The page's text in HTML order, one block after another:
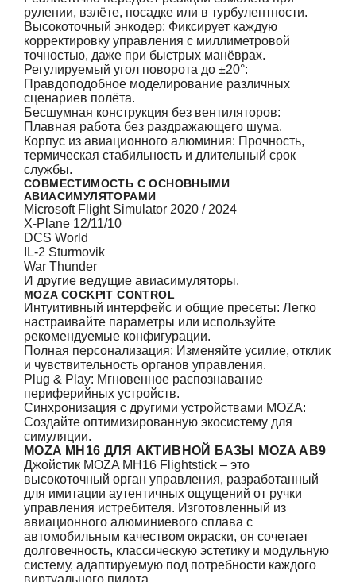
рулении, взлёте, посадке или в турбулентности.
Высокоточный энкодер: Фиксирует каждую
корректировку управления с миллиметровой
точностью, даже при быстрых манёврах.
Регулируемый угол поворота до ±20°:
Правдоподобное моделирование различных
сценариев полёта.
Бесшумная конструкция без вентиляторов:
Плавная работа без раздражающего шума.
Корпус из авиационного алюминия: Прочность,
термическая стабильность и длительный срок
службы.
СОВМЕСТИМОСТЬ С ОСНОВНЫМИ
АВИАСИМУЛЯТОРАМИ
Microsoft Flight Simulator 2020 / 2024
X-Plane 12/11/10
DCS World
IL-2 Sturmovik
War Thunder
И другие ведущие авиасимуляторы.
MOZA COCKPIT CONTROL
Интуитивный интерфейс и общие пресеты: Легко
настраивайте параметры или используйте
рекомендуемые конфигурации.
Полная персонализация: Изменяйте усилие, отклик
и чувствительность органов управления.
Plug & Play: Мгновенное распознавание
периферийных устройств.
Синхронизация с другими устройствами MOZA:
Создайте оптимизированную экосистему для
симуляции.
MOZA MH16 ДЛЯ АКТИВНОЙ БАЗЫ MOZA AB9
Джойстик MOZA MH16 Flightstick – это
высокоточный орган управления, разработанный
для имитации аутентичных ощущений от ручки
управления истребителя. Изготовленный из
авиационного алюминиевого сплава с
автомобильным качеством окраски, он сочетает
долговечность, классическую эстетику и модульную
систему, адаптируемую под потребности каждого
виртуального пилота.